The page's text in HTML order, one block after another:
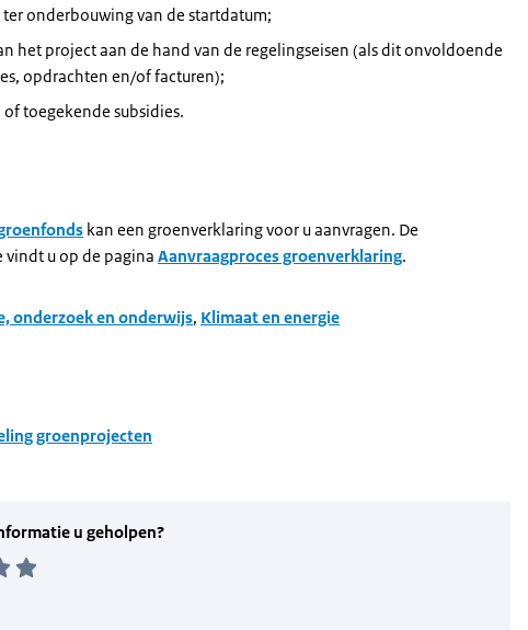
onderbouwing van de startdatum;
het project aan de hand van de regelingseisen (als dit onvoldoende
opdrachten en/of facturen);
toegekende subsidies.
kan een groenverklaring voor u aanvragen. De
vindt u op de pagina Aanvraagproces groenverklaring.
onderzoek en onderwijs, Klimaat en energie
groenprojecten